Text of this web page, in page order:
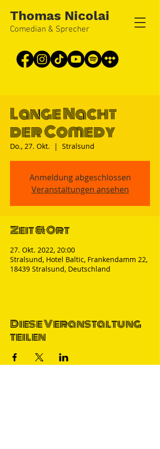
Thomas Nicolai
Comedian & Sprecher
Lange Nacht
der Comedy
Do., 27. Okt.
  |
Stralsund
Anmeldung abgeschlossen
Veranstaltungen ansehen
Zeit & Ort
27. Okt. 2022, 20:00
Stralsund, Hotel Baltic, Frankendamm 22,
18439 Stralsund, Deutschland
Diese Veranstaltung
teilen